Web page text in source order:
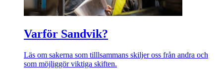
Varför Sandvik?
Läs om sakerna som tilllsammans skiljer oss från andra och
som möjliggör viktiga skiften.